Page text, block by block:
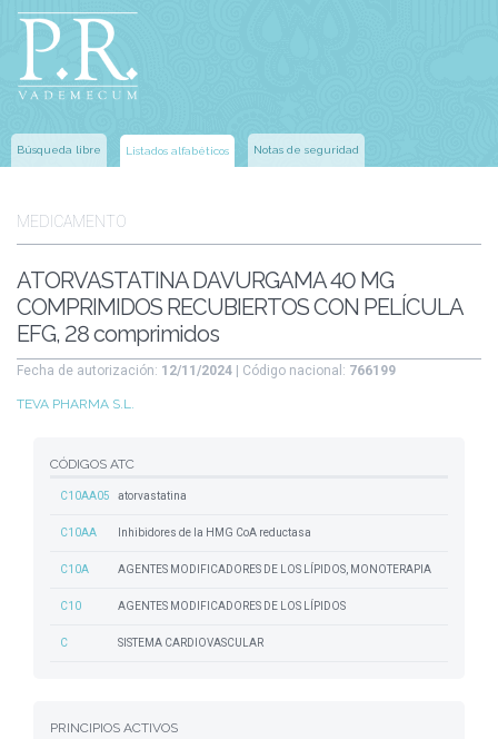
Búsqueda libre Listados alfabéticos Notas de seguridad
MEDICAMENTO
ATORVASTATINA DAVURGAMA 40 MG
COMPRIMIDOS RECUBIERTOS CON PELÍCULA
EFG, 28 comprimidos
Fecha de autorización: 12/11/2024 | Código nacional: 766199
TEVA PHARMA S.L.
CÓDIGOS ATC
C10AA05 atorvastatina
C10AA Inhibidores de la HMG CoA reductasa
C10A AGENTES MODIFICADORES DE LOS LÍPIDOS, MONOTERAPIA
C10 AGENTES MODIFICADORES DE LOS LÍPIDOS
C SISTEMA CARDIOVASCULAR
PRINCIPIOS ACTIVOS